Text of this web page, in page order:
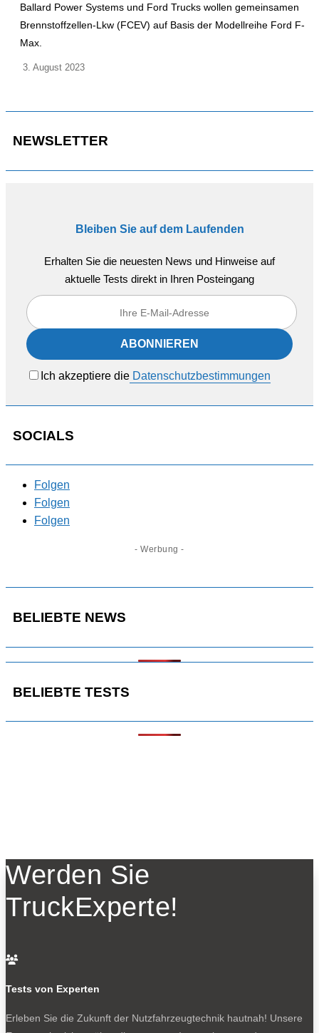
Ballard Power Systems und Ford Trucks wollen gemeinsamen
Brennstoffzellen-Lkw (FCEV) auf Basis der Modellreihe Ford F-
Max.
3. August 2023
NEWSLETTER
Bleiben Sie auf dem Laufenden
Erhalten Sie die neuesten News und Hinweise auf
aktuelle Tests direkt in Ihren Posteingang
Ich akzeptiere die Datenschutzbestimmungen
SOCIALS
Folgen
Folgen
Folgen
- Werbung -
BELIEBTE NEWS
BELIEBTE TESTS
Werden Sie
TruckExperte!

Tests von Experten
Erleben Sie die Zukunft der Nutzfahrzeugtechnik hautnah! Unsere